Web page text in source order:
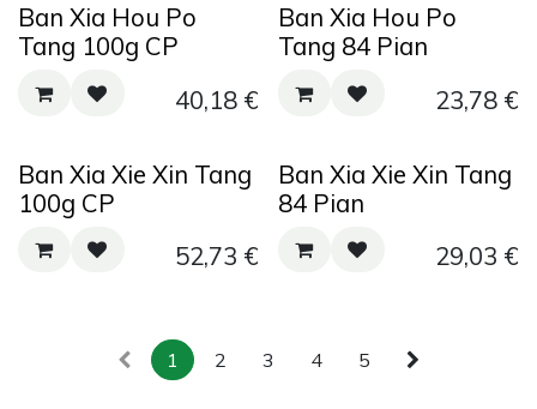
Ban Xia Hou Po
Tang 100g CP
40,18€
Ban Xia Hou Po
Tang 84 Pian
23,78€
Ban Xia Xie Xin Tang
100g CP
52,73 €
Ban Xia Xie Xin Tang
84 Pian
29,03 €
1 2 3 4 5